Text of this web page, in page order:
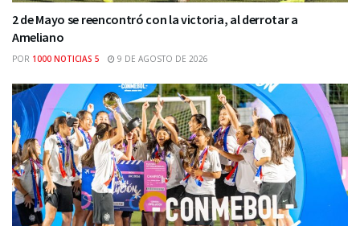
2 de Mayo se reencontró con la victoria, al derrotar a
Ameliano
POR 1000 NOTICIAS 5 9 DE AGOSTO DE 2026